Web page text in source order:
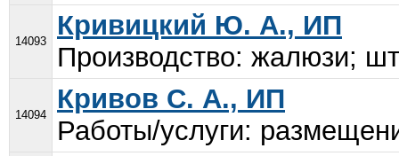
14093
Кривицкий Ю. А., ИП
Производство: жалюзи;
14094
Кривов С. А., ИП
Работы/услуги: